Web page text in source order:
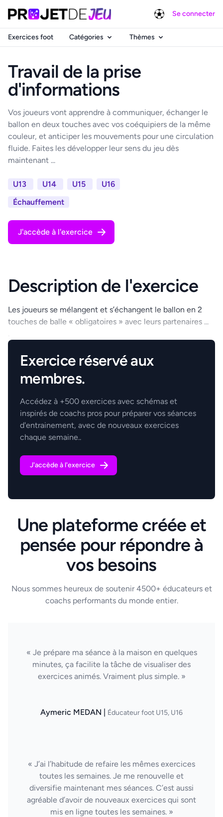
Se connecter
Exercices foot Catégories Thèmes
Travail de la prise
d'informations
Vos joueurs vont apprendre à communiquer, échanger le
ballon en deux touches avec vos coéquipiers de la même
couleur, et anticiper les mouvements pour une circulation
fluide. Faites les développer leur sens du jeu dès
maintenant ...
U13 U14 U15
U16
Échauffement
J'accède à l'exercice
Description de l'exercice
Les joueurs se mélangent et s’échangent le ballon en 2
touches de balle « obligatoires » avec leurs partenaires ...
.
Exercice réservé aux
membres.
Accédez à +500 exercices avec schémas et
inspirés de coachs pros pour préparer vos séances
d'entrainement, avec de nouveaux exercices
chaque semaine..
J'accède à l'exercice
Une plateforme créée et
pensée pour répondre à
vos besoins
Nous sommes heureux de soutenir 4500+ éducateurs et
coachs performants du monde entier.
« Je prépare ma séance à la maison en quelques
minutes, ça facilite la tâche de visualiser des
exercices animés. Vraiment plus simple. »
Aymeric MEDAN | Éducateur foot U15, U16
« J’ai l’habitude de refaire les mêmes exercices
toutes les semaines. Je me renouvelle et
diversifie maintenant mes séances. C’est aussi
agréable d’avoir de nouveaux exercices qui sont
mis en ligne toutes les semaines. »